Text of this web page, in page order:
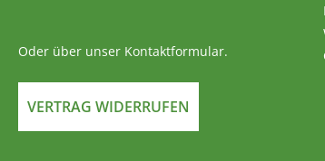
Oder über unser Kontaktformular.
VERTRAG WIDERRUFEN